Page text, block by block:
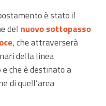
è stato il
del nuovo sottopasso
, che attraverserà
della linea
che è destinato a
di quell’area